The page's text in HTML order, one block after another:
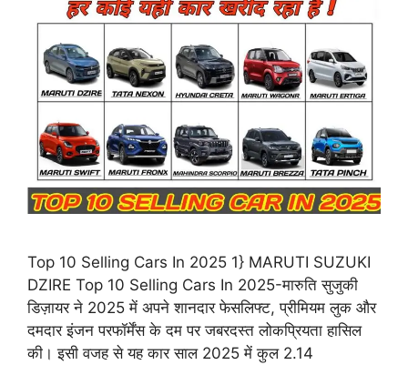
Top 10 Selling Cars In 2025 1} MARUTI SUZUKI
DZIRE Top 10 Selling Cars In 2025-मारुति सुजुकी
डिज़ायर ने 2025 में अपने शानदार फेसलिफ्ट, प्रीमियम लुक और
दमदार इंजन परफॉर्मेंस के दम पर जबरदस्त लोकप्रियता हासिल
की। इसी वजह से यह कार साल 2025 में कुल 2.14